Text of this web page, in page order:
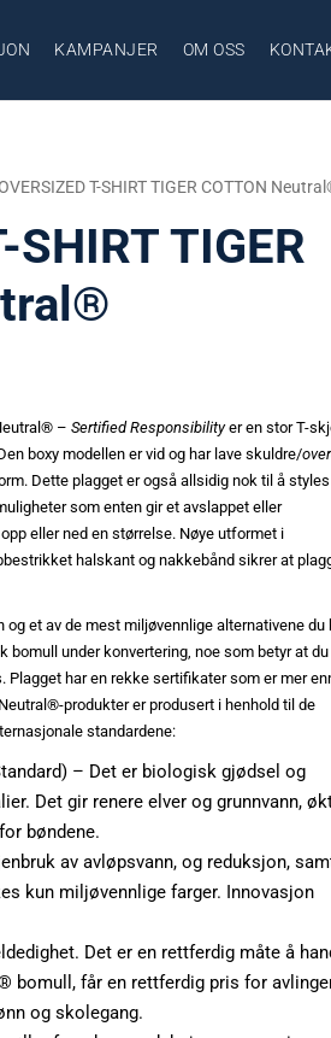
KAMPANJER OM OSS
T-SHIRT TIGER COTTON
SHIRT TIGER
–Sertified Responsibilityer en stor T-
boxy modellen er vid og har lave skuldre/
Dette plagget er også allsidig nok til å
som enten gir et avslappet eller
eller ned en størrelse. Nøye utformet i
halskant og nakkebånd sikrer at
og et av de mest miljøvennlige alternativene du
bomull under konvertering, noe som betyr at du
har en rekke sertifikater som er mer
produkter er produsert i henhold til de
standardene:
– Det er biologisk gjødsel og
Det gir renere elver og grunnvann,
bøndene.
av avløpsvann, og reduksjon,
kun miljøvennlige farger. Innovasjon
Det er en rettferdig måte å
bomull, får en rettferdig pris for
og skolegang.